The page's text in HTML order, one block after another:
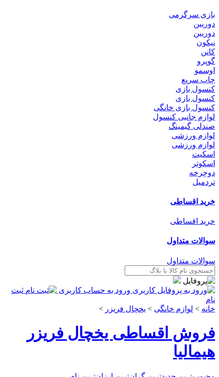
بازی سرگرمی
دوربین
دوربین
نیکون
کانن
گوپرو
اوسمو
چاپ سریع
کنسول بازی
کنسول بازی
کنسول بازی خانگی
لوازم جانبی کنسول
صندلی گیمینگ
لوازم ورزشی
لوازم ورزشی
اسکیت
اسکوتر
دوچرخه
تردمیل
خرید اقساطی
خرید اقساطی
سوالات متداول
سوالات متداول
ورود به حساب کاربری
ثبت
نام
خانه > لوازم خانگی > یخچال فریزر >
فروش اقساطی یخچال فریزر
هیمالیا